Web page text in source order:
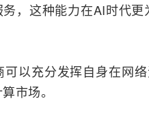
，这种能力在AI时代更
可以充分发挥自身在网
市场。